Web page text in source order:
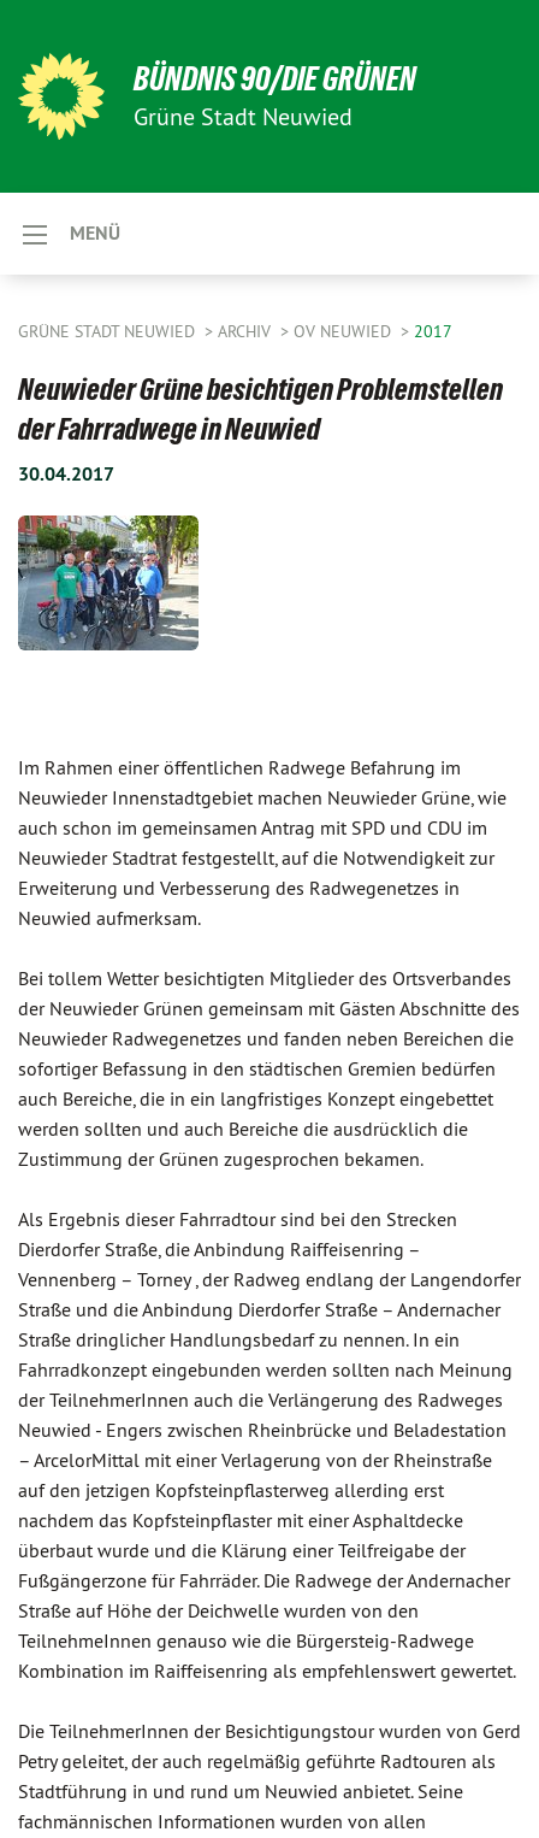
BÜNDNIS 90/DIE GRÜNEN
Grüne Stadt Neuwied
MENÜ
GRÜNE STADT NEUWIED ARCHIV OV NEUWIED 2017
Neuwieder Grüne besichtigen Problemstellen
der Fahrradwege in Neuwied
30.04.2017
Im Rahmen einer öffentlichen Radwege Befahrung im
Neuwieder Innenstadtgebiet machen Neuwieder Grüne, wie
auch schon im gemeinsamen Antrag mit SPD und CDU im
Neuwieder Stadtrat festgestellt, auf die Notwendigkeit zur
Erweiterung und Verbesserung des Radwegenetzes in
Neuwied aufmerksam.
Bei tollem Wetter besichtigten Mitglieder des Ortsverbandes
der Neuwieder Grünen gemeinsam mit Gästen Abschnitte des
Neuwieder Radwegenetzes und fanden neben Bereichen die
sofortiger Befassung in den städtischen Gremien bedürfen
auch Bereiche, die in ein langfristiges Konzept eingebettet
werden sollten und auch Bereiche die ausdrücklich die
Zustimmung der Grünen zugesprochen bekamen.
Als Ergebnis dieser Fahrradtour sind bei den Strecken
Dierdorfer Straße, die Anbindung Raiffeisenring –
Vennenberg – Torney , der Radweg endlang der Langendorfer
Straße und die Anbindung Dierdorfer Straße – Andernacher
Straße dringlicher Handlungsbedarf zu nennen. In ein
Fahrradkonzept eingebunden werden sollten nach Meinung
der TeilnehmerInnen auch die Verlängerung des Radweges
Neuwied - Engers zwischen Rheinbrücke und Beladestation
– ArcelorMittal mit einer Verlagerung von der Rheinstraße
auf den jetzigen Kopfsteinpflasterweg allerding erst
nachdem das Kopfsteinpflaster mit einer Asphaltdecke
überbaut wurde und die Klärung einer Teilfreigabe der
Fußgängerzone für Fahrräder. Die Radwege der Andernacher
Straße auf Höhe der Deichwelle wurden von den
TeilnehmeInnen genauso wie die Bürgersteig-Radwege
Kombination im Raiffeisenring als empfehlenswert gewertet.
Die TeilnehmerInnen der Besichtigungstour wurden von Gerd
Petry geleitet, der auch regelmäßig geführte Radtouren als
Stadtführung in und rund um Neuwied anbietet. Seine
fachmännischen Informationen wurden von allen